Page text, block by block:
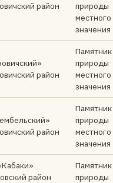
район
природы
местного
значения
район
Памятник
природы
местного
значения
район
Памятник
природы
местного
значения
район
Памятник
природы